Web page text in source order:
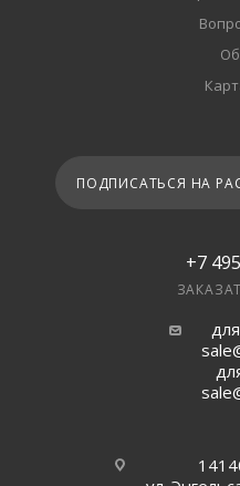
ПОДПИСАТЬСЯ НА
+7